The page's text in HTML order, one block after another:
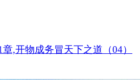
,开物成务冒天下之道（04）